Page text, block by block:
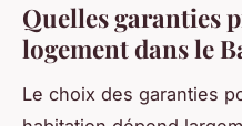
Quelles garanties
logement dans le
Le choix des garanties